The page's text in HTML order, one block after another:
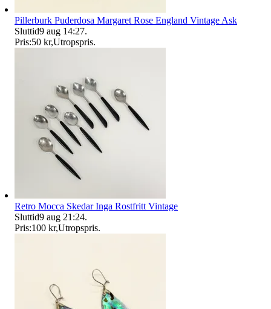
Pillerburk Puderdosa Margaret Rose England Vintage Ask
Sluttid9 aug 14:27.
Pris:50 kr,Utropspris.
Retro Mocca Skedar Inga Rostfritt Vintage
Sluttid9 aug 21:24.
Pris:100 kr,Utropspris.